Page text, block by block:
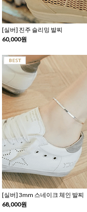
[실버] 진주 슬리밍 발찌
60,000원
[실버] 3mm 스네이크 체인 발찌
68,000원